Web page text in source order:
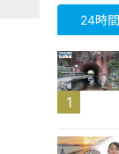
24時間
1